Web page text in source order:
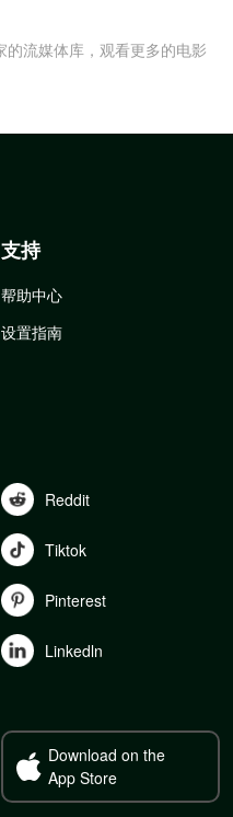
的流媒体库，观看更多的电影
支持
帮助中心
设置指南
Reddit
Tiktok
Pinterest
Linkedln
Download on the
App Store